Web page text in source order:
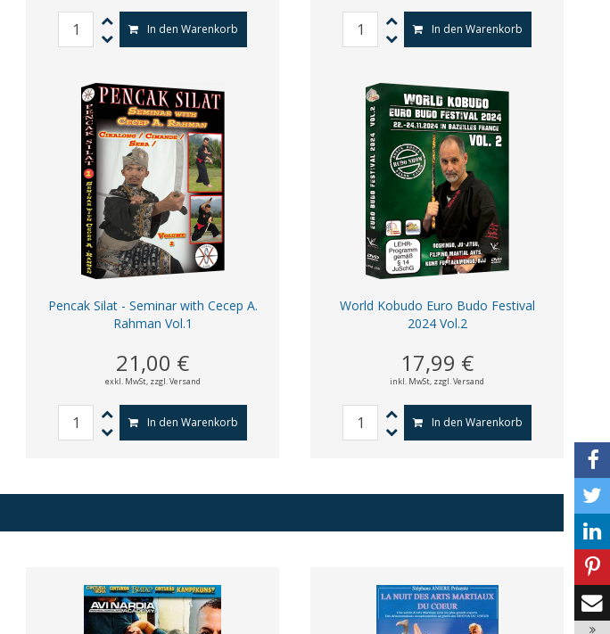
In den Warenkorb In den Warenkorb
Pencak Silat - Seminar with Cecep A.
Rahman Vol.1
21,00 €
exkl. MwSt, zzgl. Versand
In den Warenkorb
World Kobudo Euro Budo Festival
2024 Vol.2
17,99 €
inkl. MwSt, zzgl. Versand
In den Warenkorb